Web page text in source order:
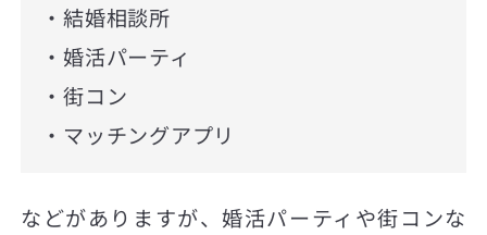
・結婚相談所
・婚活パーティ
・街コン
・マッチングアプリ
などがありますが、婚活パーティや街コンな